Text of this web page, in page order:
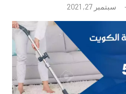
سبتمبر 27, 2021
توجد
تعليقات